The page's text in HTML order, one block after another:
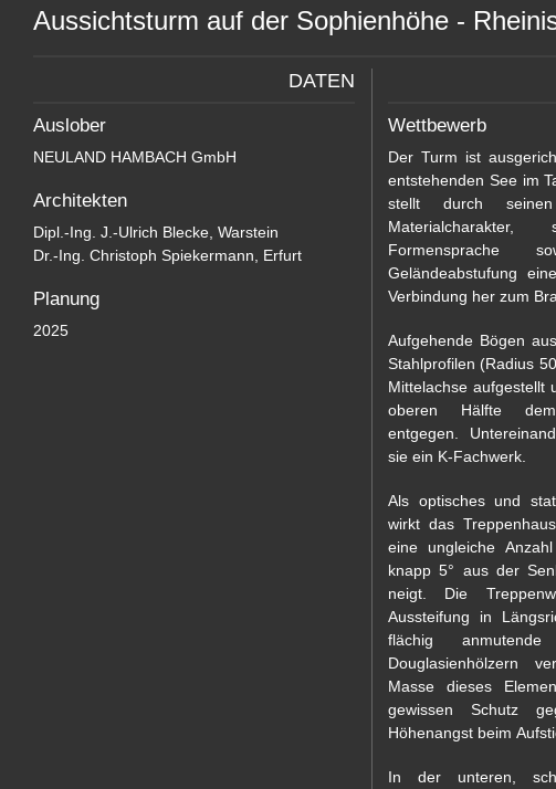
Aussichtsturm auf der Sophienhöhe -
DATEN
Auslober
NEULAND HAMBACH GmbH
Architekten
Dipl.-Ing. J.-Ulrich Blecke, Warstein
Dr.-Ing. Christoph Spiekermann, Erfurt
Planung
2025
Wettbewerb
Der Turm ist
entstehenden See im
stellt durch seinen
Materialcharakter,
Formensprache
Geländeabstufung
Aufgehende Bögen
Stahlprofilen (Radius
Mittelachse aufgestellt
oberen Hälfte
entgegen.
sie ein K-Fachwerk.
Als optisches und
wirkt das
eine ungleiche
knapp 5° aus der
neigt. Die
Aussteifung in
flächig
Douglasienhölzern
Masse dieses
gewissen Schutz
Höhenangst beim
In der unteren,